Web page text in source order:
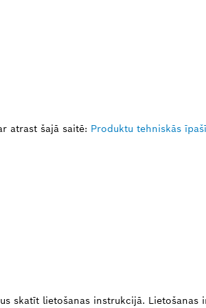
atrast šajā saitē: Produktu tehniskās
skatīt lietošanas instrukcijā. Lietošanas